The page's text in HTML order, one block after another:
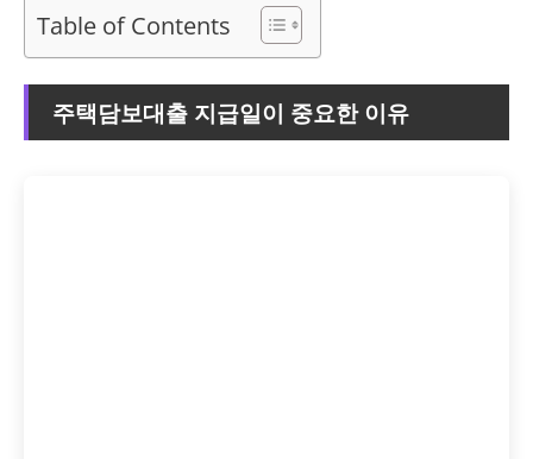
Table of Contents
주택담보대출 지급일이 중요한 이유